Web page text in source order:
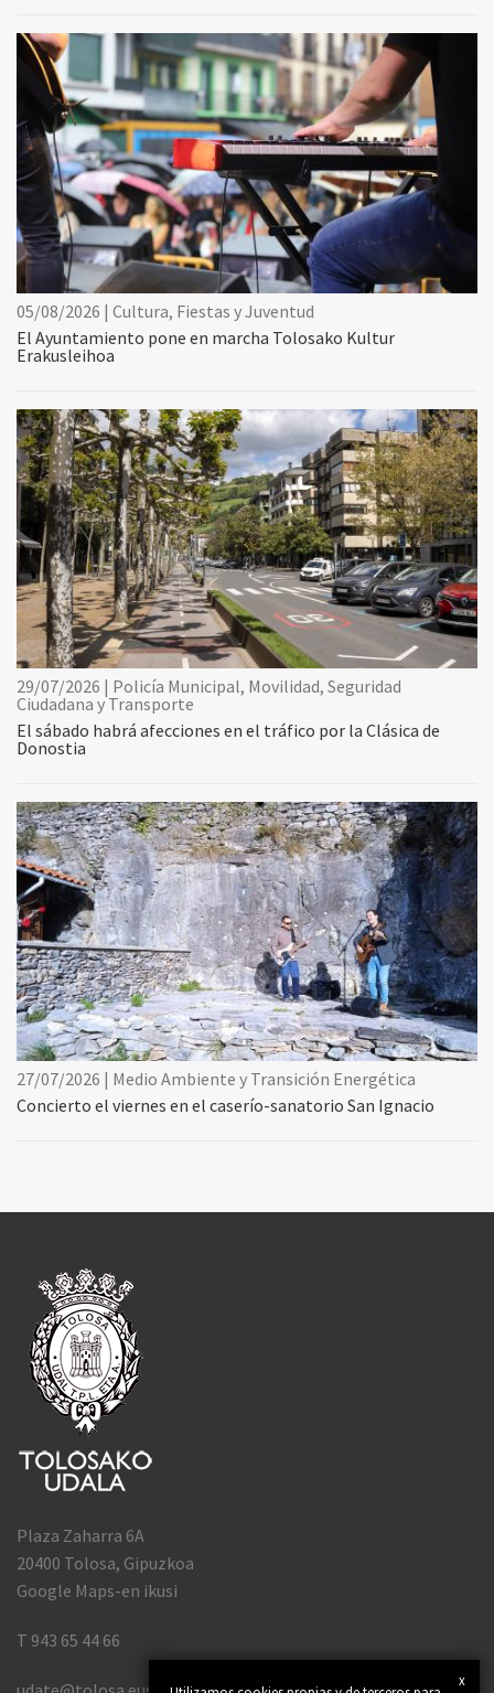
05/08/2026 | Cultura, Fiestas y Juventud
El Ayuntamiento pone en marcha Tolosako Kultur
Erakusleihoa
29/07/2026 | Policía Municipal, Movilidad, Seguridad
Ciudadana y Transporte
El sábado habrá afecciones en el tráfico por la Clásica de
Donostia
27/07/2026 | Medio Ambiente y Transición Energética
Concierto el viernes en el caserío-sanatorio San Ignacio
x
Plaza Zaharra 6A
20400 Tolosa, Gipuzkoa
Google Maps-en ikusi
T 943 65 44 66